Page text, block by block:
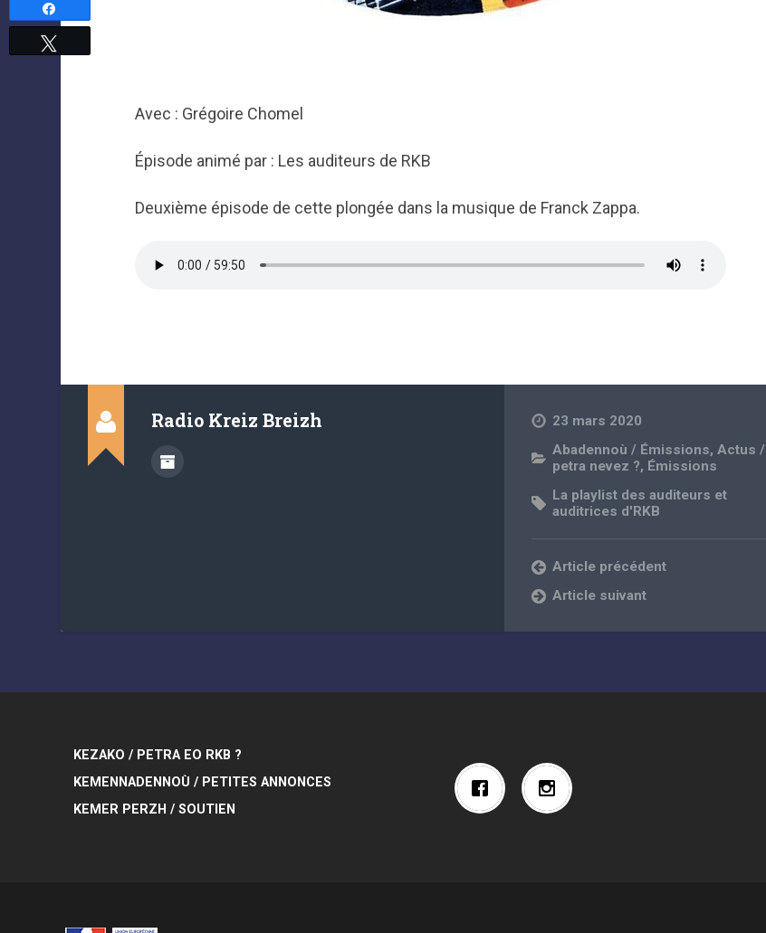
Avec : Grégoire Chomel
Épisode animé par : Les auditeurs de RKB
Deuxième épisode de cette plongée dans la musique de Franck Zappa.
Radio Kreiz Breizh
23 mars 2020
Abadennoù / Émissions,Actus /
petra nevez ?, Émissions
La playlist des auditeurs et
auditrices d'RKB
Article précédent
Article suivant
KEZAKO / PETRA EO RKB ?
KEMENNADENNOÙ / PETITES ANNONCES
KEMER PERZH / SOUTIEN